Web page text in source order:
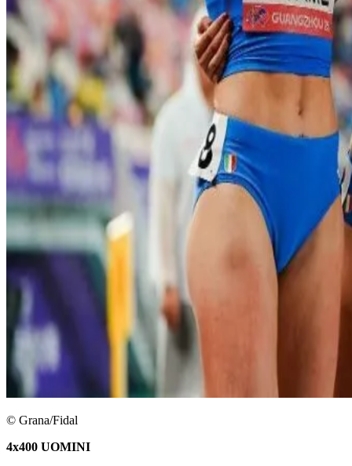
© Grana/Fidal
4x400 UOMINI